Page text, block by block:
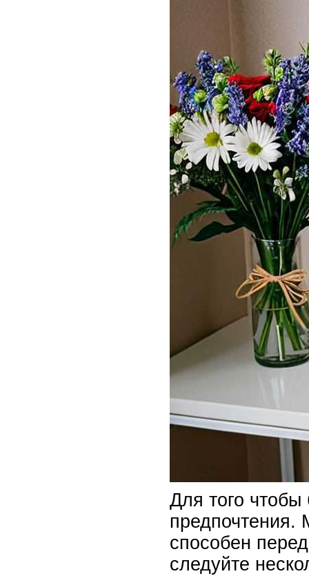
Для того
предпочтения.
способен
следуйте